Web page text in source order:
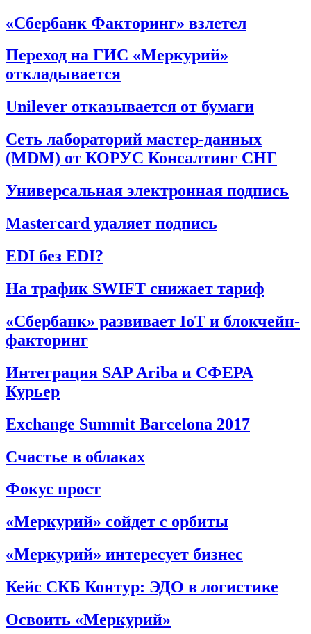
«Сбербанк Факторинг» взлетел
Переход на ГИС «Меркурий»
откладывается
Unilever отказывается от бумаги
Сеть лабораторий мастер-данных
(MDM) от КОРУС Консалтинг СНГ
Универсальная электронная подпись
Mastercard удаляет подпись
EDI без EDI?
На трафик SWIFT снижает тариф
«Сбербанк» развивает IoT и блокчейн-
факторинг
Интеграция SAP Ariba и СФЕРА
Курьер
Exchange Summit Barcelona 2017
Счастье в облаках
Фокус прост
«Меркурий» сойдет с орбиты
«Меркурий» интересует бизнес
Кейс СКБ Контур: ЭДО в логистике
Освоить «Меркурий»